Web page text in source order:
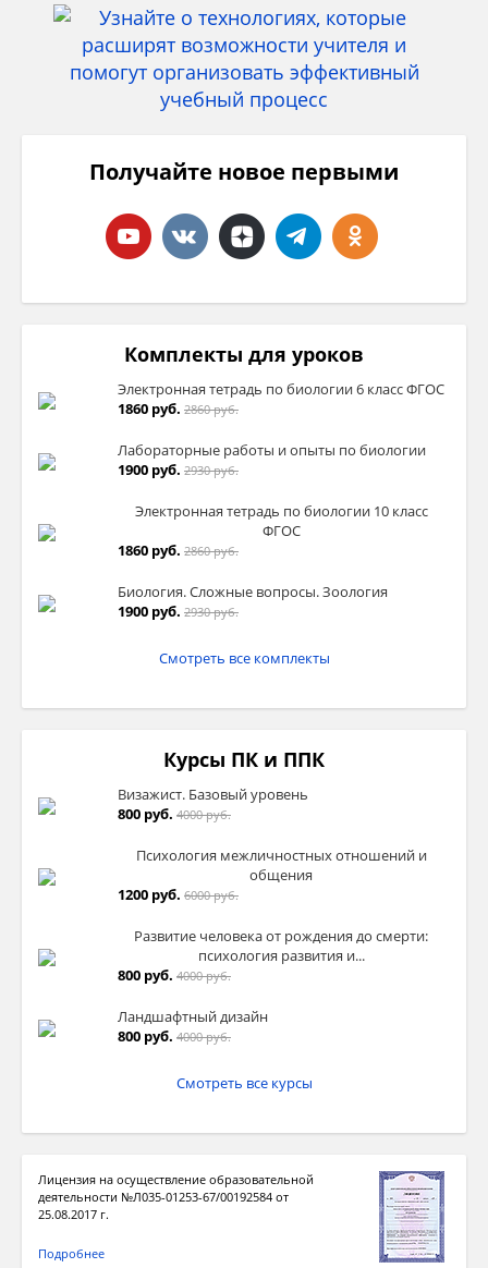
Получайте новое первыми
Комплекты для уроков
Электронная тетрадь по биологии 6 класс ФГОС
1860 руб. 2860 руб.
Лабораторные работы и опыты по биологии
1900 руб. 2930 руб.
Электронная тетрадь по биологии 10 класс
ФГОС
1860 руб. 2860 руб.
Биология. Сложные вопросы. Зоология
1900 руб. 2930 руб.
Смотреть все комплекты
Курсы ПК и ППК
Визажист. Базовый уровень
800 руб. 4000 руб.
Психология межличностных отношений и
общения
1200 руб. 6000 руб.
Развитие человека от рождения до смерти:
психология развития и...
800 руб. 4000 руб.
Ландшафтный дизайн
800 руб. 4000 руб.
Смотреть все курсы
Лицензия на осуществление образовательной
деятельности №Л035-01253-67/00192584 от
25.08.2017 г.
Подробнее